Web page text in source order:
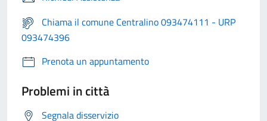
Chiama il comune Centralino 093474111 - URP
093474396
Prenota un appuntamento
Problemi in città
Segnala disservizio